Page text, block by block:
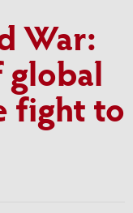
War:
global
fight to